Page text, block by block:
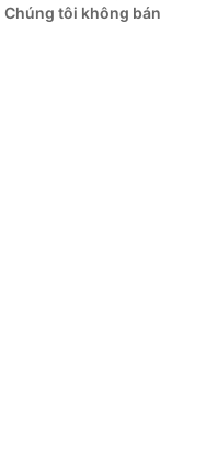
Chúng tôi không bán